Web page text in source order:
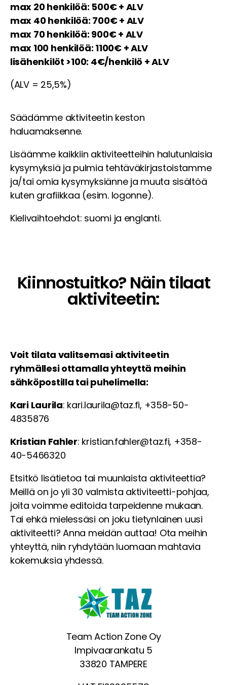
max 20 henkilöä: 500€ + ALV
max 40 henkilöä: 700€ + ALV
max 70 henkilöä: 900€ + ALV
max 100 henkilöä: 1100€ + ALV
lisähenkilöt >100: 4€/henkilö + ALV
(ALV = 25,5%)
Säädämme aktiviteetin keston
haluamaksenne.
Lisäämme kaikkiin aktiviteetteihin halutunlaisia
kysymyksiä ja pulmia tehtäväkirjastoistamme
ja/tai omia kysymyksiänne ja muuta sisältöä
kuten grafiikkaa (esim. logonne).
Kielivaihtoehdot: suomi ja englanti.
Kiinnostuitko? Näin tilaat
aktiviteetin:
Voit tilata valitsemasi aktiviteetin
ryhmällesi ottamalla yhteyttä meihin
sähköpostilla tai puhelimella:
Kari Laurila: kari.laurila@taz.fi, +358-50-
4835876
Kristian Fahler: kristian.fahler@taz.fi, +358-
40-5466320
Etsitkö lisätietoa tai muunlaista aktiviteettia?
Meillä on jo yli 30 valmista aktiviteetti-pohjaa,
joita voimme editoida tarpeidenne mukaan.
Tai ehkä mielessäsi on joku tietynlainen uusi
aktiviteetti? Anna meidän auttaa! Ota meihin
yhteyttä, niin ryhdytään luomaan mahtavia
kokemuksia yhdessä.
Team Action Zone Oy
Impivaarankatu 5
33820 TAMPERE